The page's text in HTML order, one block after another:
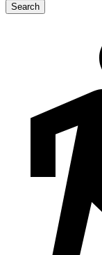
Search